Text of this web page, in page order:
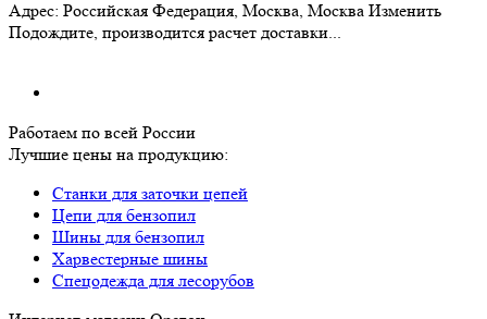
Адрес: Российская Федерация, Москва, Москва Изменить
Подождите, производится расчет доставки...
Работаем по всей России
Лучшие цены на продукцию:
Станки для заточки цепей
Цепи для бензопил
Шины для бензопил
Харвестерные шины
Спецодежда для лесорубов